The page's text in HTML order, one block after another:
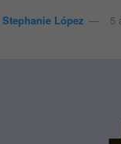
Stephanie López 5